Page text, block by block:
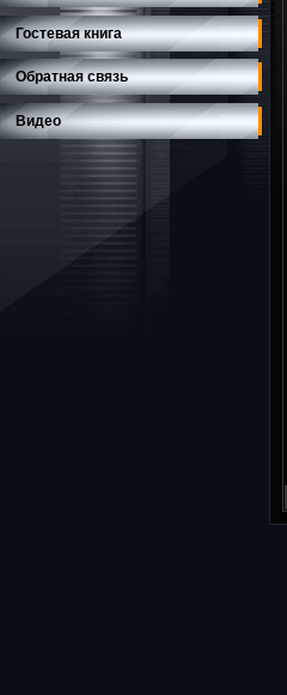
Гостевая книга
Обратная связь
Видео